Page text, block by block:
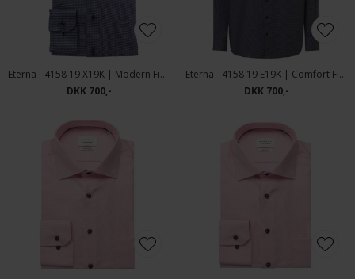
Eterna - 4158 19 X19K | Modern Fit Skjorte Navy
DKK 700,-
Eterna - 4158 19 E19K | Comfort Fit Skjorte Navy
DKK 700,-